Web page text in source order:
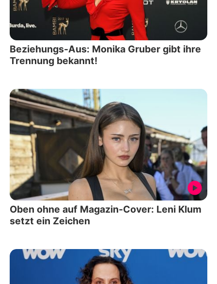
Beziehungs-Aus: Monika Gruber gibt ihre
Trennung bekannt!
Oben ohne auf Magazin-Cover: Leni Klum
setzt ein Zeichen